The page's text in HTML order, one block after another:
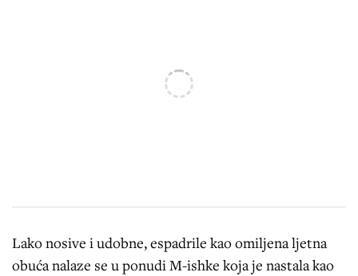
Lako nosive i udobne, espadrile kao omiljena ljetna
obuća nalaze se u ponudi M-ishke koja je nastala kao